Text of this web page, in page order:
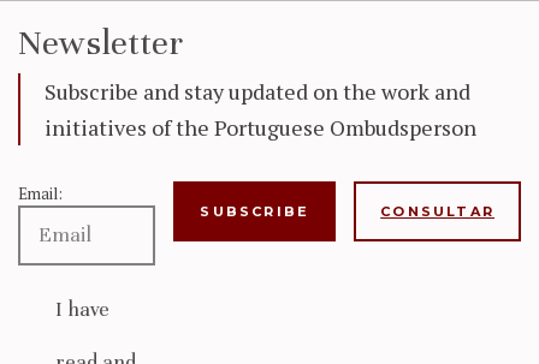
Newsletter
Subscribe and stay updated on the work and
initiatives of the Portuguese Ombudsperson
Email:
I have
CONSULTAR